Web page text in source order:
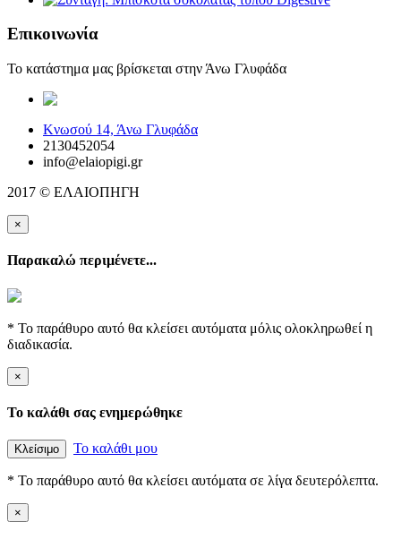
Επικοινωνία
Το κατάστημα μας βρίσκεται στην Άνω Γλυφάδα
Κνωσού 14, Άνω Γλυφάδα
2130452054
info@elaiopigi.gr
2017 © ΕΛΑΙΟΠΗΓΗ
×
Παρακαλώ περιμένετε...
* Το παράθυρο αυτό θα κλείσει αυτόματα μόλις ολοκληρωθεί η
διαδικασία.
×
Το καλάθι σας ενημερώθηκε
Κλείσιμο Το καλάθι μου
* Το παράθυρο αυτό θα κλείσει αυτόματα σε λίγα δευτερόλεπτα.
×